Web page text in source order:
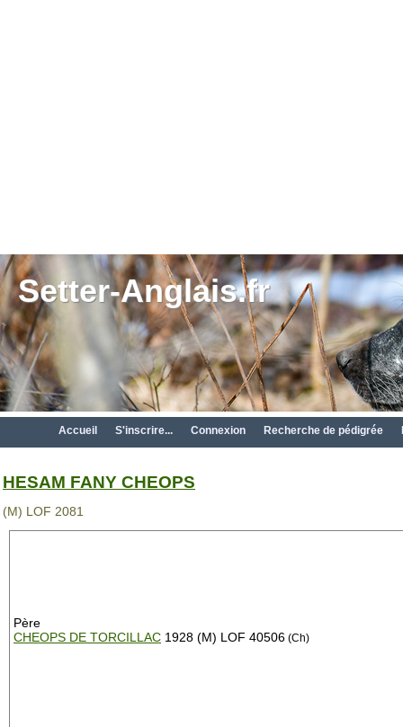
Setter-Anglais.fr
Accueil S'inscrire... Connexion Recherche de pédigrée
HESAM FANY CHEOPS
(M) LOF 2081
Père
CHEOPS DE TORCILLAC 1928 (M) LOF 40506 (Ch)